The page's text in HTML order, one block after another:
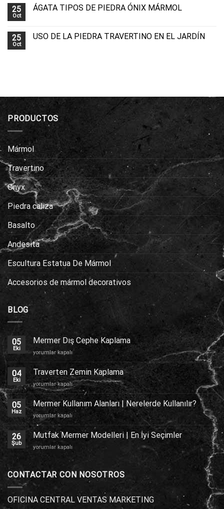
25
Oct
ÁGATA TIPOS DE PIEDRA ÓNIX MÁRMOL
25
Oct
USO DE LA PIEDRA TRAVERTINO EN EL JARDÍN
PRODUCTOS
Mármol
Travertino
Onyx
Piedra caliza
Basalto
Andesita
Escultura Estatua De Mármol
Accesorios de mármol decorativos
BLOG
05
Eki
Mermer Dış Cephe Kaplama
Mermer
Dış
Cephe
Kaplama
için
yorumlar kapalı
04
Eki
Traverten Zemin Kaplama
Traverten
Zemin
Kaplama
yorumlar kapalı
05
Haz
Mermer Kullanım Alanları | Nerelerde Kullanılır?
Mermer
Kullanım
Alanları
Nerelerde
yorumlar kapalı
26
Şub
Mutfak Mermer Modelleri | En İyi Seçimler
Mutfak
Mermer
|
Seçimler
yorumlar kapalı
CONTACTAR CON NOSOTROS
OFICINA CENTRAL VENTAS MARKETING